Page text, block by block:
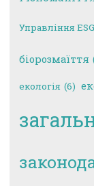
Управління ESG
біорозмаїття
екологія (6)